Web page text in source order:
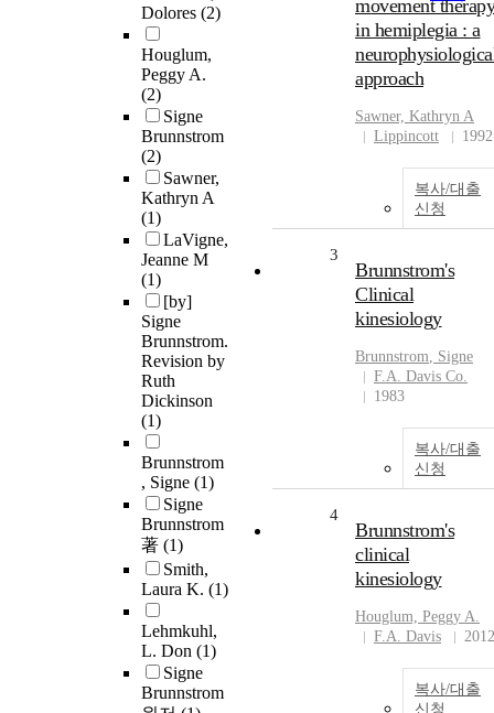
Dolores (2)
Houglum,
Peggy A.
(2)
Signe
Brunnstrom
(2)
Sawner,
Kathryn A
(1)
LaVigne,
Jeanne M
(1)
[by]
Signe
Brunnstrom.
Revision by
Ruth
Dickinson
(1)
Brunnstrom
, Signe (1)
Signe
Brunnstrom
著 (1)
Smith,
Laura K. (1)
Lehmkuhl,
L. Don (1)
Signe
Brunnstrom
movement therapy
in hemiplegia : a
approach
Sawner, Kathryn A
Lippincott
1992
복사/대출
신청
3
Brunnstrom's
Clinical
kinesiology
Brunnstrom, Signe
F.A. Davis Co.
1983
복사/대출
신청
4
Brunnstrom's
clinical
kinesiology
Houglum, Peggy A.
F.A. Davis
2012
복사/대출
신청